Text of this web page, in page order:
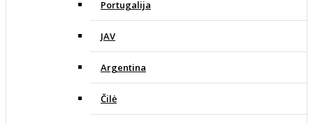
Portugalija
JAV
Argentina
Čilė